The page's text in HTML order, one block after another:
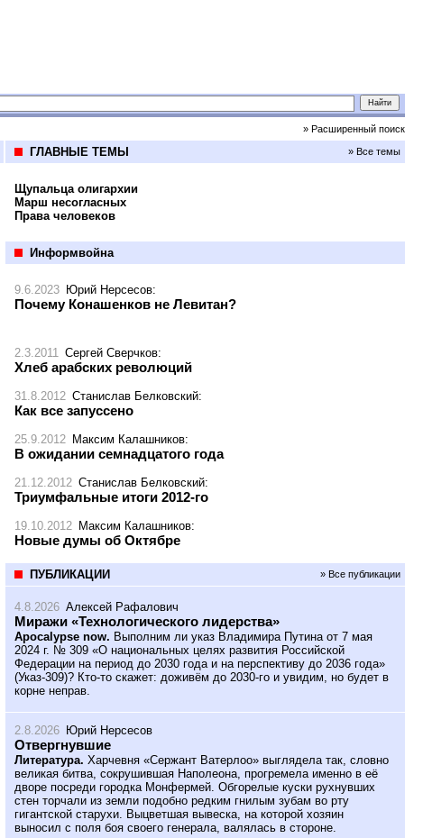
» Расширенный поиск
ГЛАВНЫЕ ТЕМЫ » Все темы
Щупальца олигархии
Марш несогласных
Права человеков
Информвойна
9.6.2023 Юрий Нерсесов:
Почему Конашенков не Левитан?
2.3.2011 Сергей Сверчков:
Хлеб арабских революций
31.8.2012 Станислав Белковский:
Как все запуссено
25.9.2012 Максим Калашников:
В ожидании семнадцатого года
21.12.2012 Станислав Белковский:
Триумфальные итоги 2012-го
19.10.2012 Максим Калашников:
Новые думы об Октябре
ПУБЛИКАЦИИ » Все публикации
4.8.2026 Алексей Рафалович
Миражи «Технологического лидерства»
Apocalypse now. Выполним ли указ Владимира Путина от 7 мая
2024 г. № 309 «О национальных целях развития Российской
Федерации на период до 2030 года и на перспективу до 2036 года»
(Указ-309)? Кто-то скажет: доживём до 2030-го и увидим, но будет в
корне неправ.
2.8.2026 Юрий Нерсесов
Отвергнувшие
Литература. Харчевня «Сержант Ватерлоо» выглядела так, словно
великая битва, сокрушившая Наполеона, прогремела именно в её
дворе посреди городка Монфермей. Обгорелые куски рухнувших
стен торчали из земли подобно редким гнилым зубам во рту
гигантской старухи. Выцветшая вывеска, на которой хозяин
выносил с поля боя своего генерала, валялась в стороне.